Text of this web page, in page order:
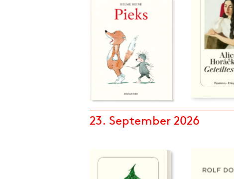
23. September 2026